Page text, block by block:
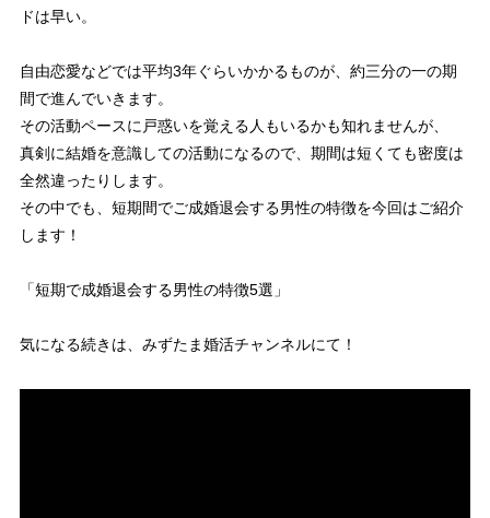
ドは早い。
自由恋愛などでは平均3年ぐらいかかるものが、約三分の一の期
間で進んでいきます。
その活動ペースに戸惑いを覚える人もいるかも知れませんが、
真剣に結婚を意識しての活動になるので、期間は短くても密度は
全然違ったりします。
その中でも、短期間でご成婚退会する男性の特徴を今回はご紹介
します！
「短期で成婚退会する男性の特徴5選」
気になる続きは、みずたま婚活チャンネルにて！